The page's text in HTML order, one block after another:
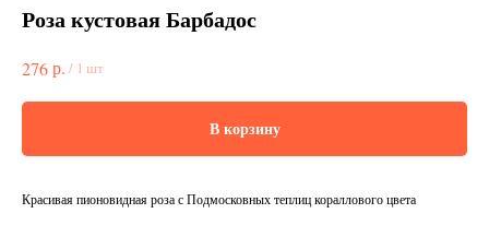
Роза кустовая Барбадос
276р. / 1 шт
В корзину
Красивая пионовидная роза с Подмосковных теплиц кораллового цвета